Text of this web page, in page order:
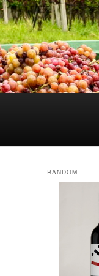
RANDOM